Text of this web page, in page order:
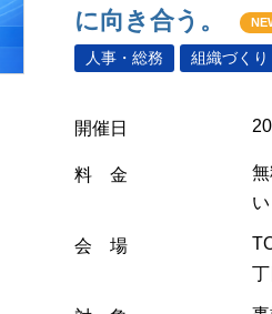
に向き合う。
人事・総務 組織づくり
開催日
料 金
い
会 場